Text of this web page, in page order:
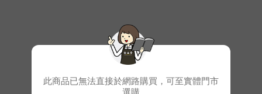
此商品已無法直接於網路購買，可至實體門市
選購